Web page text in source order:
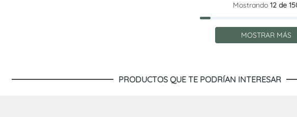
Mostrando 12 de
MOSTRAR MÁS
PRODUCTOS QUE TE PODRÍAN INTERESAR